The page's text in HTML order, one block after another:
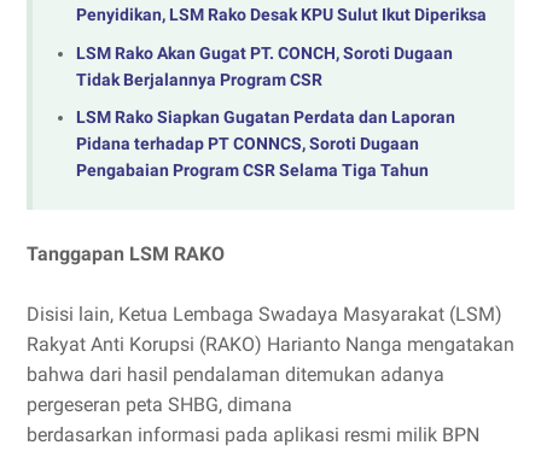
Penyidikan, LSM Rako Desak KPU Sulut Ikut Diperiksa
LSM Rako Akan Gugat PT. CONCH, Soroti Dugaan
Tidak Berjalannya Program CSR
LSM Rako Siapkan Gugatan Perdata dan Laporan
Pidana terhadap PT CONNCS, Soroti Dugaan
Pengabaian Program CSR Selama Tiga Tahun
Tanggapan LSM RAKO
Disisi lain, Ketua Lembaga Swadaya Masyarakat (LSM)
Rakyat Anti Korupsi (RAKO) Harianto Nanga mengatakan
bahwa dari hasil pendalaman ditemukan adanya
pergeseran peta SHBG, dimana
berdasarkan informasi pada aplikasi resmi milik BPN